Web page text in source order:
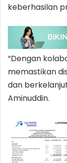
keberhasilan
“Dengan
memastikan
dan
Aminuddin.